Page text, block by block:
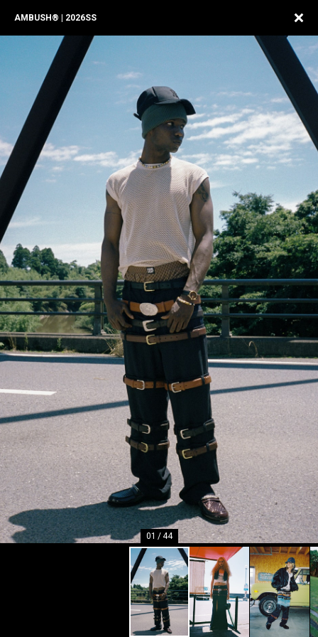
AMBUSH® | 2026SS
01 /44